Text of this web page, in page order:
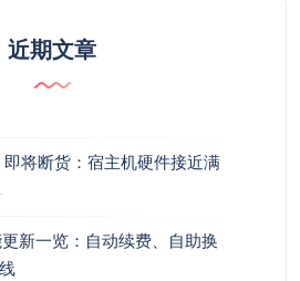
近期文章
即将断货：宿主机硬件接近满
新一览：自动续费、自助换